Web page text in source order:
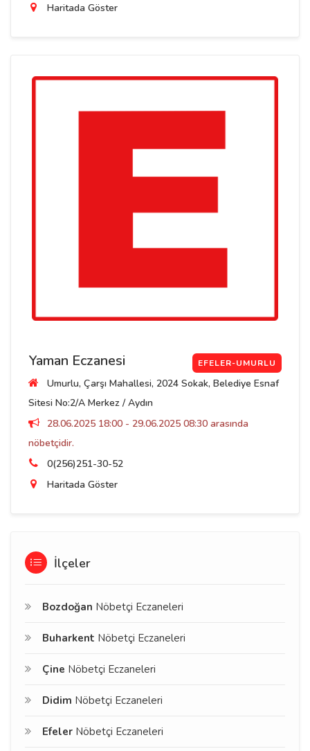
Haritada Göster
Yaman Eczanesi EFELER-UMURLU
Umurlu, Çarşı Mahallesi, 2024 Sokak, Belediye Esnaf
Sitesi No:2/A Merkez / Aydın
28.06.2025 18:00 - 29.06.2025 08:30 arasında
nöbetçidir.
0(256)251-30-52
Haritada Göster
İlçeler
Bozdoğan Nöbetçi Eczaneleri
Buharkent Nöbetçi Eczaneleri
Çine Nöbetçi Eczaneleri
Didim Nöbetçi Eczaneleri
Efeler Nöbetçi Eczaneleri